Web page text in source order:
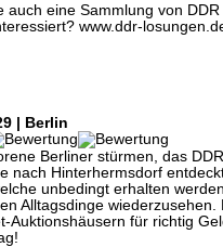
eine Sammlung von
www.ddr-
| Berlin
Berliner stürmen, das
nach Hinterhermsdorf
unbedingt erhalten
Alltagsdinge wiederzusehen.
Auktionshäusern für richtig